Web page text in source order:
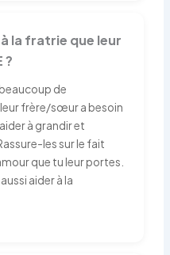
la fratrie que leur
?
de
frère/sœur a besoin
à grandir et
les sur le fait
que tu leur portes.
aider à la